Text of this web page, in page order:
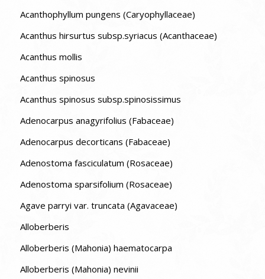
Acanthophyllum pungens (Caryophyllaceae)
Acanthus hirsurtus subsp.syriacus (Acanthaceae)
Acanthus mollis
Acanthus spinosus
Acanthus spinosus subsp.spinosissimus
Adenocarpus anagyrifolius (Fabaceae)
Adenocarpus decorticans (Fabaceae)
Adenostoma fasciculatum (Rosaceae)
Adenostoma sparsifolium (Rosaceae)
Agave parryi var. truncata (Agavaceae)
Alloberberis
Alloberberis (Mahonia) haematocarpa
Alloberberis (Mahonia) nevinii